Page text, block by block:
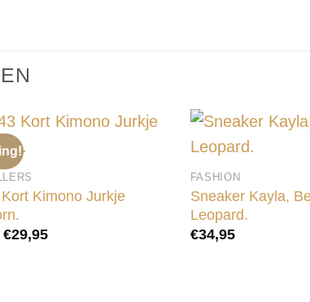
Kimono Jurkje
Oorspronkelijke
prijs
€29,95Huidige
FASHION
Sneaker Kayla,
Leopard.
€34,95